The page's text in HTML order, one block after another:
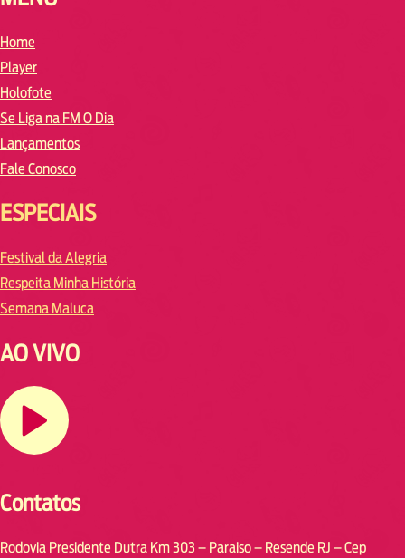
Home
Player
Holofote
Se Liga na FM O Dia
Lançamentos
Fale Conosco
ESPECIAIS
Festival da Alegria
Respeita Minha História
Semana Maluca
AO VIVO
Contatos
Rodovia Presidente Dutra Km 303 – Paraiso – Resende RJ – Cep